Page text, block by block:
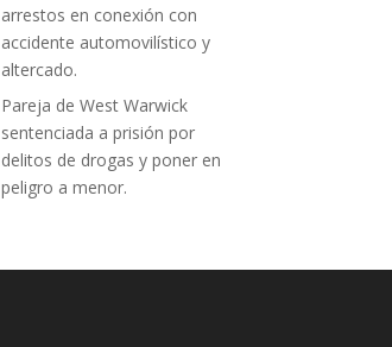
arrestos en conexión con
accidente automovilístico y
altercado.
Pareja de West Warwick
sentenciada a prisión por
delitos de drogas y poner en
peligro a menor.